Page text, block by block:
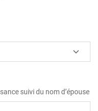
suivi du nom d’épouse